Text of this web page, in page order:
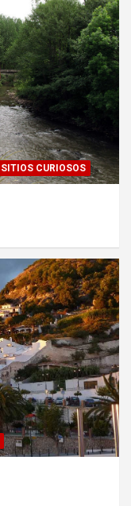
SITIOS CURIOSOS